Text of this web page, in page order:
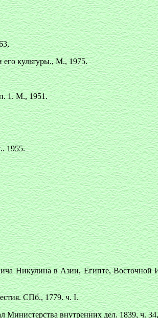
культуры., М., 1975.
1. М., 1951.
1955.
Никулина в Азии, Египте,
СПб., 1779. ч. I.
внутренних дел. 1839, ч.